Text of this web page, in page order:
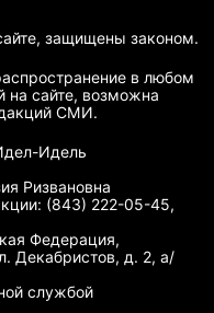
защищены законом.
в любом
сайте, возможна
СМИ.
Идель
Ризвановна
(843) 222-05-45,
Федерация,
Декабристов, д. 2, а/
службой